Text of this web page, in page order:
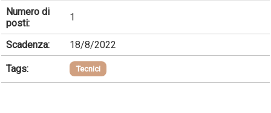
Numero di
posti:
1
Scadenza: 18/8/2022
Tags: Tecnici